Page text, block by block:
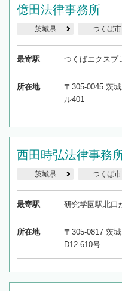
億田法律事務所
茨城県 つくば市
最寄駅 つくばエクスプ
所在地
〒305-0045 茨
ル401
西田時弘法律事務
茨城県 つくば市
最寄駅 研究学園駅北口
所在地
〒305-0817 茨
D12-610号